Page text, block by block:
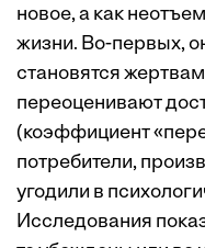
новое, а как
жизни. Во-первых,
становятся
переоценивают
(коэффициент
потребители,
угодили в
Исследования